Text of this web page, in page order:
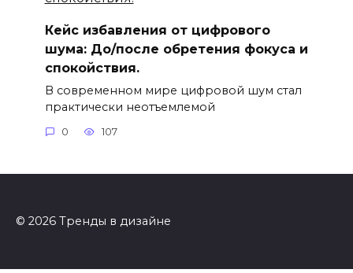
Кейс избавления от цифрового
шума: До/после обретения фокуса и
спокойствия.
В современном мире цифровой шум стал
практически неотъемлемой
0 107
© 2026 Тренды в дизайне